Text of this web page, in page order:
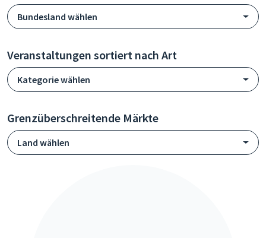
Bundesland wählen
Veranstaltungen sortiert nach Art
Kategorie wählen
Grenzüberschreitende Märkte
Land wählen